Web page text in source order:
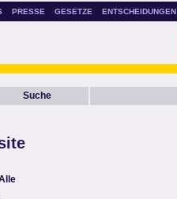
PRESSE GESETZE ENTSCHEIDUNGEN
Suche